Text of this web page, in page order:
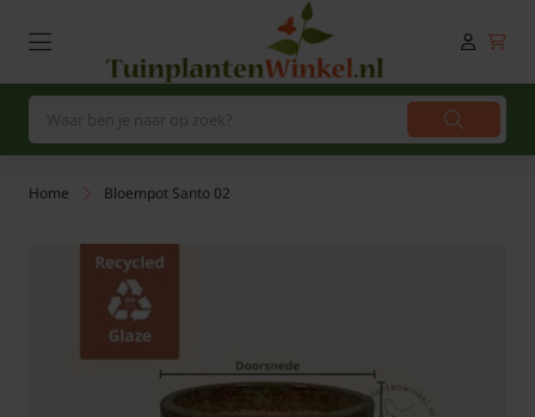
Home Bloempot Santo 02